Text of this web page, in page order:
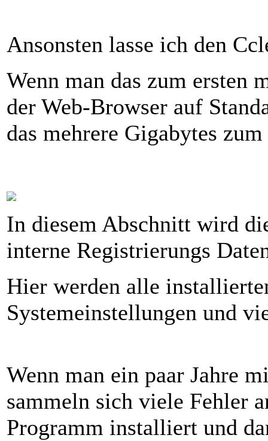
Ansonsten lasse ich den
Wenn man das zum ersten
der Web-Browser auf
das mehrere Gigabytes
In diesem Abschnitt wird
interne Registrierungs
Hier werden alle
Systemeinstellungen und
Wenn man ein paar Jahre
sammeln sich viele Fehler
Programm installiert und